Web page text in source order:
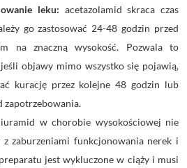
leku: acetazolamid skraca czas
go zastosować 24-48 godzin przed
na znaczną wysokość. Pozwala to
objawy mimo wszystko się pojawią,
kurację przez kolejne 48 godzin lub
zapotrzebowania.
w chorobie wysokościowej nie
z zaburzeniami funkcjonowania nerek i
jest wykluczone w ciąży i musi